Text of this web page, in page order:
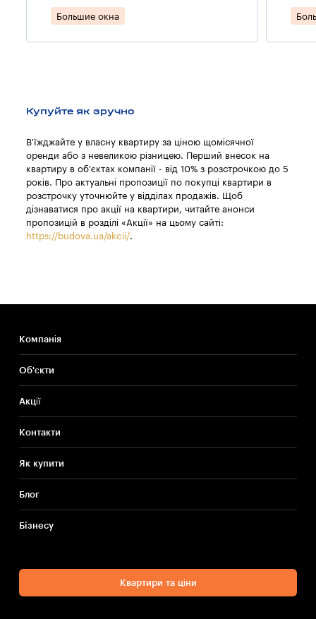
Большие окна
Купуйте як зручно
В'їжджайте у власну квартиру за ціною щомісячної
оренди або з невеликою різницею. Перший внесок на
квартиру в об'єктах компанії - від 10% з розстрочкою до 5
років. Про актуальні пропозиції по покупці квартири в
розстрочку уточнюйте у відділах продажів. Щоб
дізнаватися про акції на квартири, читайте анонси
пропозицій в розділі «Акції» на цьому сайті:
https://budova.ua/akcii/.
Компанія
Об'єкти
Акції
Контакти
Як купити
Блог
Бiзнесу
Квартири та ціни